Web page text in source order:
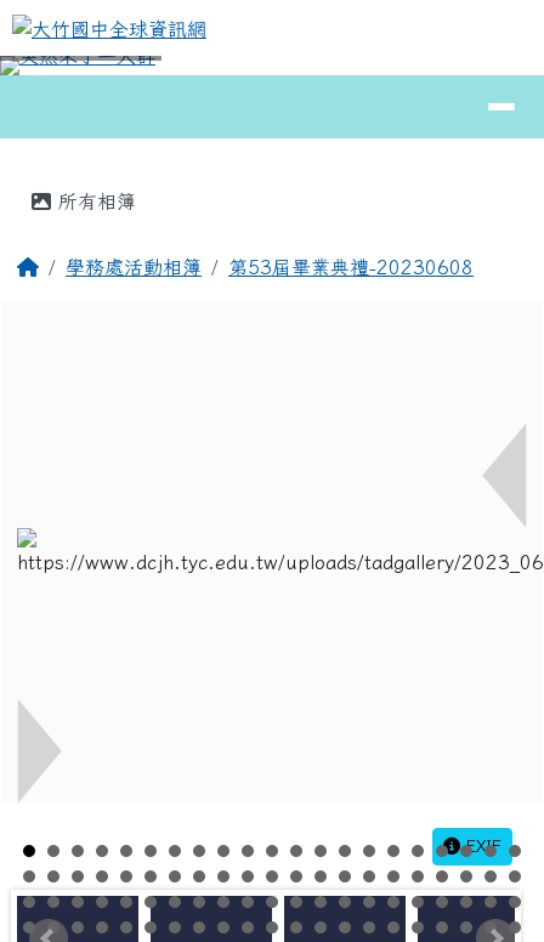
跳至主內容區
大竹國中全球資訊網
⏸
所有相簿
回首頁學務處活動相簿 第53屆畢業典禮-20230608
EXIF